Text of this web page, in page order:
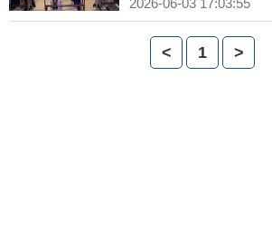
2026-06-03 17:03:55
< 1 >